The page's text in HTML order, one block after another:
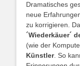
Dramatisches
neue
zu korrigieren.
´Wiederkäuer´
(wie der
Künstler. So